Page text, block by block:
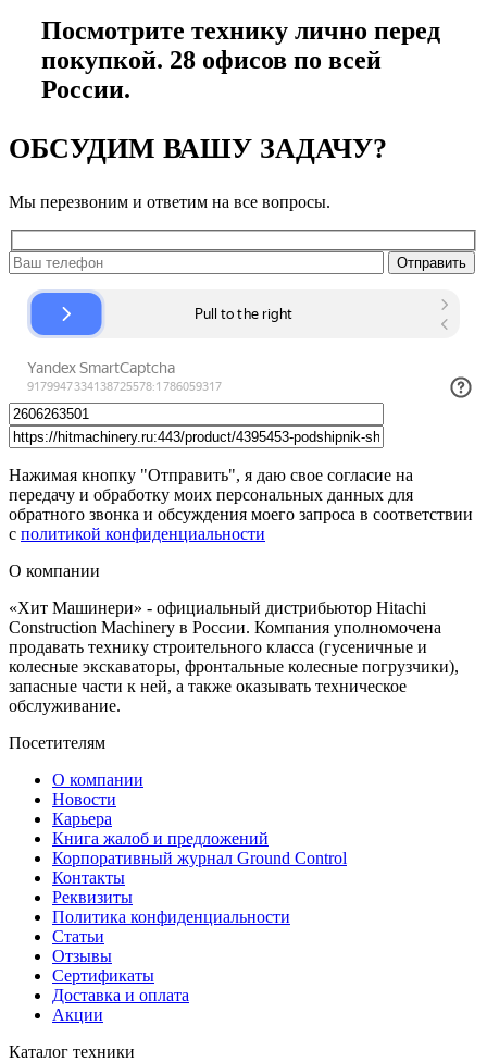
Посмотрите технику лично перед
покупкой. 28 офисов по всей
России.
ОБСУДИМ ВАШУ ЗАДАЧУ?
Мы перезвоним и ответим на все вопросы.
Нажимая кнопку "Отправить", я даю свое согласие на
передачу и обработку моих персональных данных для
обратного звонка и обсуждения моего запроса в соответствии
с политикой конфиденциальности
О компании
«Хит Машинери» - официальный дистрибьютор Hitachi
Construction Machinery в России. Компания уполномочена
продавать технику строительного класса (гусеничные и
колесные экскаваторы, фронтальные колесные погрузчики),
запасные части к ней, а также оказывать техническое
обслуживание.
Посетителям
О компании
Новости
Карьера
Книга жалоб и предложений
Корпоративный журнал Ground Control
Контакты
Реквизиты
Политика конфиденциальности
Статьи
Отзывы
Сертификаты
Доставка и оплата
Акции
Каталог техники